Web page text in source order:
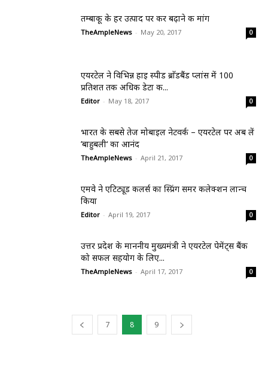
तम्बाकू के हर उत्पाद पर कर बढ़ाने की मांग
TheAmpleNews - May 20, 2017 0
एयरटेल ने विभिन्न हाइ स्पीड ब्राॅडबैंड प्लांस में 100
प्रतिशत तक अधिक डेटा की...
Editor - May 18, 2017 0
भारत के सबसे तेज मोबाइल नेटवर्क – एयरटेल पर अब लें
’बाहुबली‘ का आनंद
TheAmpleNews - April 21, 2017 0
एमवे ने एटिट्यूड कलर्स का स्प्रिंग समर कलेक्शन लान्च
किया
Editor - April 19, 2017 0
उत्तर प्रदेश के माननीय मुख्यमंत्री ने एयरटेल पेमेंट्स बैंक
को सफल सहयोग के लिए...
TheAmpleNews - April 17, 2017 0
7 8 9